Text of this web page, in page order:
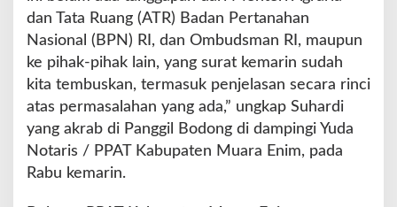
u
s
a
t
d
a
n
A
P
H
dan Tata Ruang (ATR) Badan Pertanahan
Nasional (BPN) RI, dan Ombudsman RI, maupun
ke pihak-pihak lain, yang surat kemarin sudah
kita tembuskan, termasuk penjelasan secara rinci
atas permasalahan yang ada,” ungkap Suhardi
yang akrab di Panggil Bodong di dampingi Yuda
Notaris / PPAT Kabupaten Muara Enim, pada
Rabu kemarin.